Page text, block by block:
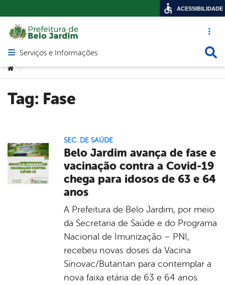
Acesso
Abrir menu principal de navegação
Serviços e Informações
Você está aqui:
>
Tag: Fase
SEC. DE SAÚDE
Belo Jardim avança de fase e
vacinação contra a Covid-19
chega para idosos de 63 e 64
anos
A Prefeitura de Belo Jardim, por meio
da Secretaria de Saúde e do Programa
Nacional de Imunização – PNI,
recebeu novas doses da Vacina
Sinovac/Butantan para contemplar a
nova faixa etária de 63 e 64 anos.
ACESSIBILIDADE